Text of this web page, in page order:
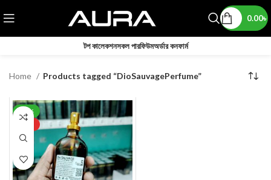
0.00৳
টপ কালেকশনসকল পারফিউমঅর্ডার কনফার্ম
Home Products tagged “DioSauvagePerfume”
-56%